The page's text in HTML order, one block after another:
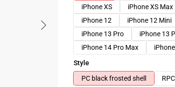
iPhone XS
iPhone XS Max
iPhone 12
iPhone 12 Mini
iPhone 13 Pro
iPhone 13
iPhone 14 Pro Max
Style
PC black frosted shell